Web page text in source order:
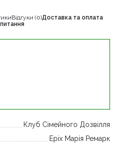
Відгуки (0)Доставка та оплата
Клуб Сімейного Дозвілля
Еріх Марія Ремарк